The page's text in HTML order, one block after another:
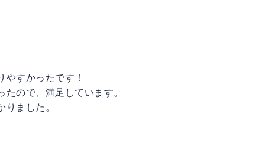
すかったです！
ので、満足しています。
ました。